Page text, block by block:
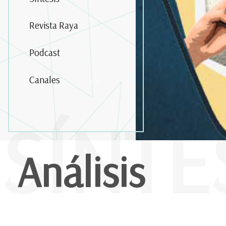
Revista Raya
Podcast
Canales
Análisis